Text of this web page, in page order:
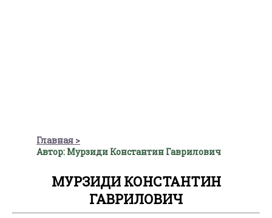
Главная
Автор: Мурзиди Константин Гаврилович
МУРЗИДИ КОНСТАНТИН
ГАВРИЛОВИЧ